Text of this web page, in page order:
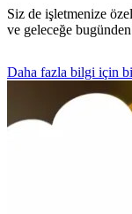
Siz de işletmenize
ve geleceğe bugünden
Daha fazla bilgi için